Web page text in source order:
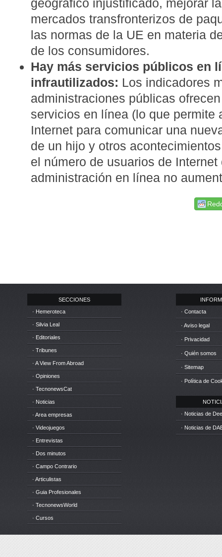
geográfico injustificado, mejorar
mercados transfronterizos de
las normas de la UE en materia
de los consumidores.
Hay más servicios públicos en
infrautilizados: Los indicadores
administraciones públicas
servicios en línea (lo que permite
Internet para comunicar una
de un hijo y otros
el número de usuarios de
administración en línea no
SECCIONES
· Hemeroteca
· Silvia Leal
· Editoriales
· Tribunes
· A View From Abroad
· Opiniones
· TecnonewsCat
· Noticias
· Area empresas
· Videojuegos
· Entrevistas
· Dos minutos
· Campo Contrario
· Articulistas
· Guia Profesionales
· TecnonewsWorld
· Cursos
· Contacta
· Aviso legal
· Privacidad
· Quién somos
· Sitemap
· Política de
· Noticias de
· Noticias de